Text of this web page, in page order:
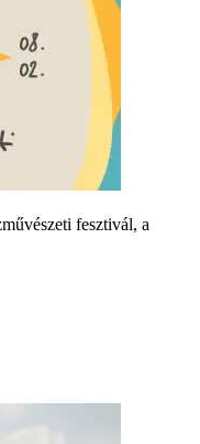
fesztivál, a